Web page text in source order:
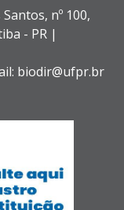
nº 100,
- PR |
biodir@ufpr.br